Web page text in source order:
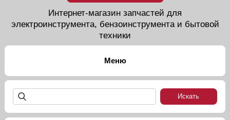
Интернет-магазин запчастей для
электроинструмента, бензоинструмента и бытовой
техники